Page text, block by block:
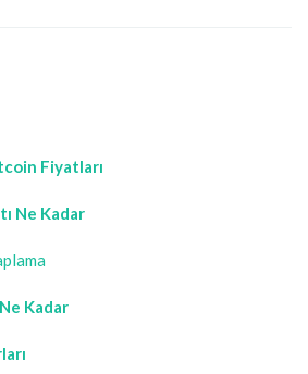
Fiyatları
Ne Kadar
Kadar